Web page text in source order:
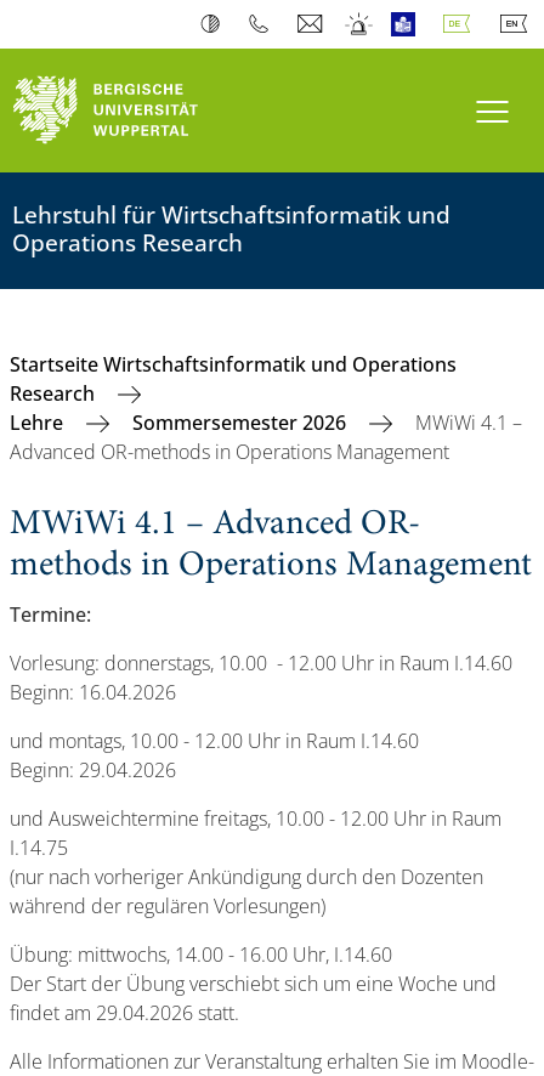
Lehrstuhl für Wirtschaftsinformatik und
Operations Research
Startseite Wirtschaftsinformatik und Operations
Research
Lehre
Sommersemester 2026
MWiWi 4.1 –
Advanced OR-methods in Operations Management
MWiWi 4.1 – Advanced OR-
methods in Operations Management
Termine:
Vorlesung: donnerstags, 10.00 - 12.00 Uhr in Raum I.14.60
Beginn: 16.04.2026
und montags, 10.00 - 12.00 Uhr in Raum I.14.60
Beginn: 29.04.2026
und Ausweichtermine freitags, 10.00 - 12.00 Uhr in Raum
I.14.75
(nur nach vorheriger Ankündigung durch den Dozenten
während der regulären Vorlesungen)
Übung: mittwochs, 14.00 - 16.00 Uhr, I.14.60
Der Start der Übung verschiebt sich um eine Woche und
findet am 29.04.2026 statt.
Alle Informationen zur Veranstaltung erhalten Sie im Moodle-